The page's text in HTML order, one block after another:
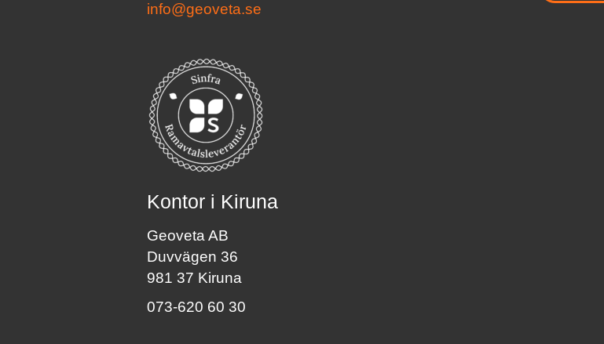
info@geoveta.se
Kontor i Kiruna
Geoveta AB
Duvvägen 36
981 37 Kiruna
073-620 60 30